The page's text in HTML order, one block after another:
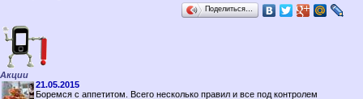
Поделиться…
Акции
21.05.2015
Боремся с аппетитом. Всего несколько правил и все под контролем